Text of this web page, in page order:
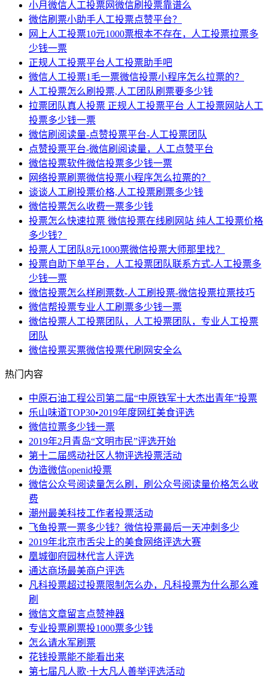
小月微信人工投票网微信刷投票靠谱么
微信刷票小助手人工投票点赞平台？
网上人工投票10元1000票根本不存在，人工投票拉票多
少钱一票
正规人工投票平台人工投票助手吧
微信人工投票1毛一票微信投票小程序怎么拉票的？
人工投票怎么刷投票,人工团队刷票要多少钱
拉票团队真人投票 正规人工投票平台 人工投票网站人工
投票多少钱一票
微信刷阅读量-点赞投票平台-人工投票团队
点赞投票平台-微信刷阅读量，人工点赞平台
微信投票软件微信投票多少钱一票
网络投票刷票微信投票小程序怎么拉票的？
谈谈人工刷投票价格,人工投票刷票多少钱
微信投票怎么收费一票多少钱
投票怎么快速拉票 微信投票在线刷网站 纯人工投票价格
多少钱？
投票人工团队8元1000票微信投票大师那里找？
投票自助下单平台，人工投票团队联系方式-人工投票多
少钱一票
微信投票怎么样刷票数-人工刷投票-微信投票拉票技巧
微信帮投票专业人工刷票多少钱一票
微信投票人工投票团队，人工投票团队，专业人工投票
团队
微信投票买票微信投票代刷网安全么
热门内容
中原石油工程公司第二届“中原铁军十大杰出青年”投票
乐山味道TOP30•2019年度网红美食评选
微信拉票多少钱一票
2019年2月青岛“文明市民”评选开始
第十二届感动社区人物评选投票活动
伪造微信openid投票
微信公众号阅读量怎么刷，刷公众号阅读量价格怎么收
费
潮州最美科技工作者投票活动
飞鱼投票一票多少钱？微信投票最后一天冲刺多少
2019年北京市舌尖上的美食网络评选大赛
凰城御府园林代言人评选
通达商场最美商户评选
凡科投票超过投票限制怎么办，凡科投票为什么那么难
刷
微信文章留言点赞神器
专业投票刷票投1000票多少钱
怎么请水军刷票
花钱投票能不能看出来
第七届凡人歌·十大凡人善举评选活动